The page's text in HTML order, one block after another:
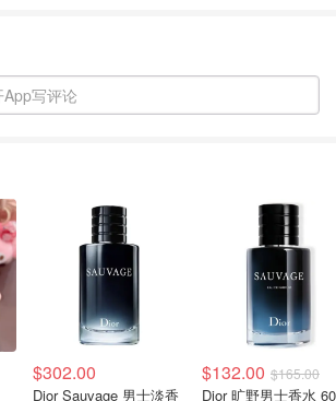
写评论
$302.00
Dior Sauvage 男士淡香
$132.00 $165.00
Dior 旷野男士香水